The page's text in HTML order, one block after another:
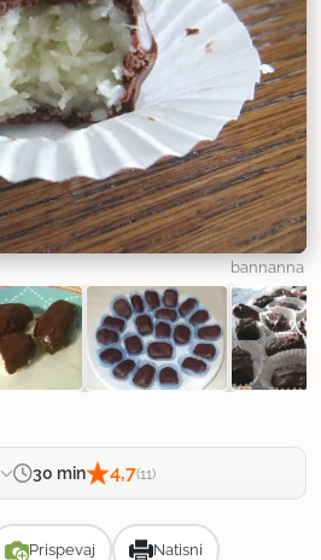
bannanna
30 min 4,7(11)
Prispevaj Natisni